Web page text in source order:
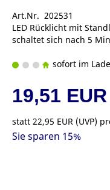
Art.Nr. 202531
LED Rücklicht mit
schaltet sich nach 5
sofort im
19,51 EUR
statt 22,95 EUR (UVP)
Sie sparen 15%